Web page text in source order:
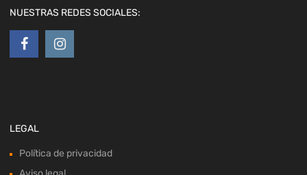
NUESTRAS REDES SOCIALES:
LEGAL
Política de privacidad